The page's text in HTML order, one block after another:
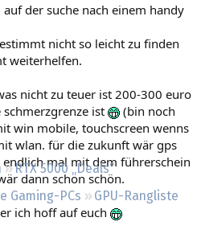
RTX 5000 „Deals“
Gaming-PCs
GPU-Rangliste
der suche nach einem handy
nicht so leicht zu finden
weiterhelfen.
nicht zu teuer ist 200-300 euro
ist
(bin noch
win mobile, touchscreen wenns
wlan. für die zukunft wär gps
mal mit dem führerschein
dann schon schön.
ich hoff auf euch